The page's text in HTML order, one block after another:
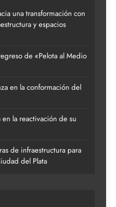
una transformación con
y espacios
de «Pelota al Medio
en la conformación del
la reactivación de su
de infraestructura para
del Plata